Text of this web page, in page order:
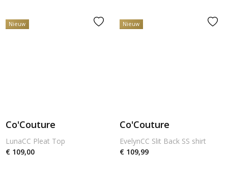
Nieuw
Co'Couture
LunaCC Pleat Top
€ 109,00
Nieuw
Co'Couture
EvelynCC Slit Back SS shirt
€ 109,99